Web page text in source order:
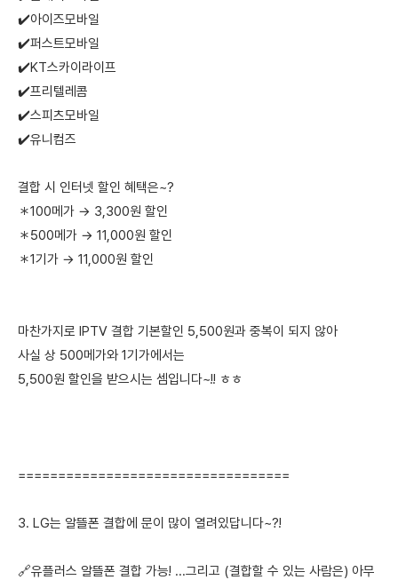
✔️아이즈모바일
✔️퍼스트모바일
✔️KT스카이라이프
✔️프리텔레콤
✔️스피츠모바일
✔️유니컴즈
결합 시 인터넷 할인 혜택은~?
＊100메가 → 3,300원 할인
＊500메가 → 11,000원 할인
＊1기가 → 11,000원 할인
마찬가지로 IPTV 결합 기본할인 5,500원과 중복이 되지 않아
사실 상 500메가와 1기가에서는
5,500원 할인을 받으시는 셈입니다~!! ㅎㅎ
==================================
3. LG는 알뜰폰 결합에 문이 많이 열려있답니다~?!
🔗유플러스 알뜰폰 결합 가능! ...그리고 (결합할 수 있는 사람은) 아무